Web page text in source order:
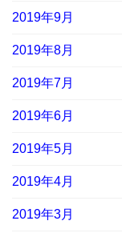
2019年9月
2019年8月
2019年7月
2019年6月
2019年5月
2019年4月
2019年3月